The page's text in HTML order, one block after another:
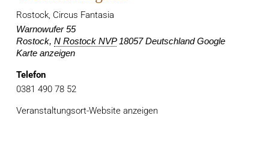
Rostock, Circus Fantasia
Warnowufer 55
Rostock, N Rostock NVP 18057 Deutschland Google
Karte anzeigen
Telefon
0381 490 78 52
Veranstaltungsort-Website anzeigen